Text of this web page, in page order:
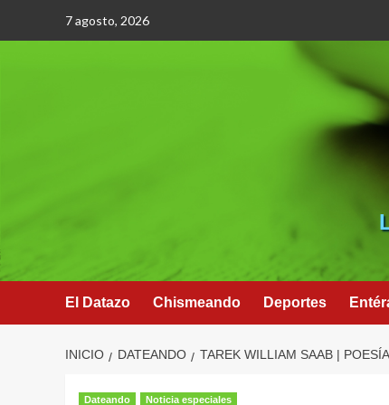
7 agosto, 2026
El Datazo Chismeando Deportes
INICIO DATEANDO TAREK WILLIAM SAAB |
Dateando Noticia especiales